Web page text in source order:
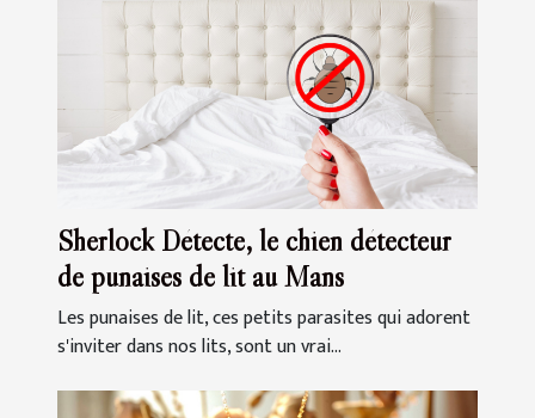
Sherlock Détecte, le chien détecteur
de punaises de lit au Mans
Les punaises de lit, ces petits parasites qui adorent
s'inviter dans nos lits, sont un vrai...